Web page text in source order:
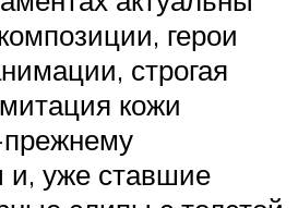
герои
строгая
кожи
и, уже ставшие